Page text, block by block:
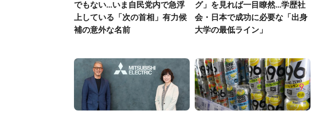
でもない...いま自民党内で急浮
上している「次の首相」有力候
補の意外な名前
グ」を見れば一目瞭然...学歴社
会・日本で成功に必要な「出身
大学の最低ライン」